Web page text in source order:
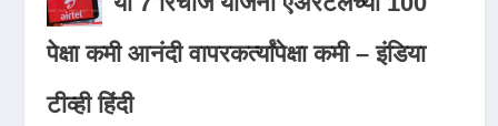
पेक्षा कमी आनंदी वापरकर्त्यांपेक्षा कमी – इंडिया
टीव्ही हिंदी